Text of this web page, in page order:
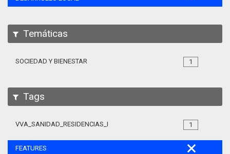
Temáticas
1
SOCIEDAD Y BIENESTAR
Tags
1
VVA_SANIDAD_RESIDENCIAS_MAYORES_105
FEATURES